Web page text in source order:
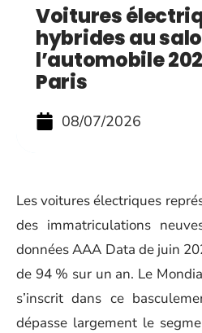
Voitures
hybrides au
l’automobile
Paris
08/07/2026
Les voitures électriques
des immatriculations
données AAA Data de juin
de 94 % sur un an. Le
s’inscrit dans ce
dépasse largement le